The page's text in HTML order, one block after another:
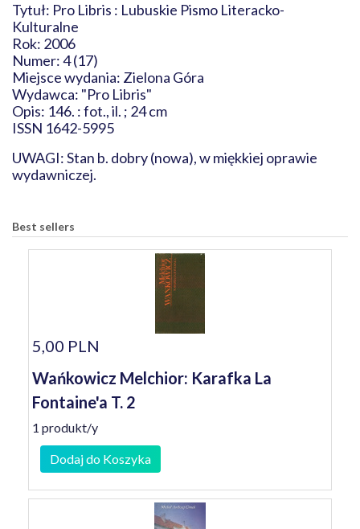
Tytuł: Pro Libris : Lubuskie Pismo Literacko-
Kulturalne
Rok: 2006
Numer: 4 (17)
Miejsce wydania: Zielona Góra
Wydawca: "Pro Libris"
Opis: 146. : fot., il. ; 24 cm
ISSN 1642-5995
UWAGI: Stan b. dobry (nowa), w miękkiej oprawie
wydawniczej.
Best sellers
5,00 PLN
Wańkowicz Melchior: Karafka La
Fontaine'a T. 2
1 produkt/y
Dodaj do Koszyka